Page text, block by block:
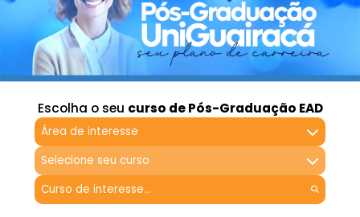
Escolha o seu curso de Pós-Graduação EAD
Área de interesse
Selecione seu curso